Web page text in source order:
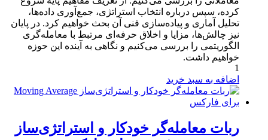
کرده، سپس درباره انتخاب استراتژی، جمع‌آوری داده‌ها،
تحلیل آماری و پیاده‌سازی فنی آن بحث خواهیم کرد. در پایان
نیز چالش‌ها، مزایا و اخلاق حرفه‌ای مرتبط با معامله‌گری
الگوریتمی را بررسی می‌کنیم و نگاهی به آینده این حوزه
خواهیم داشت.
1
اضافه به سبد خرید
ربات معامله‌گر خودکار و استراتژی‌ساز